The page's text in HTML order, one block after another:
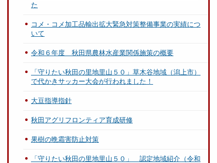
た
コメ・コメ加工品輸出拡大緊急対策整備事業の実績につ
いて
令和６年度 秋田県農林水産業関係施策の概要
「守りたい秋田の里地里山５０」草木谷地域（潟上市）
で代かきサッカー大会が行われました！
大豆指導指針
秋田アグリフロンティア育成研修
果樹の晩霜害防止対策
「守りたい秋田の里地里山５０」 認定地域紹介（令和